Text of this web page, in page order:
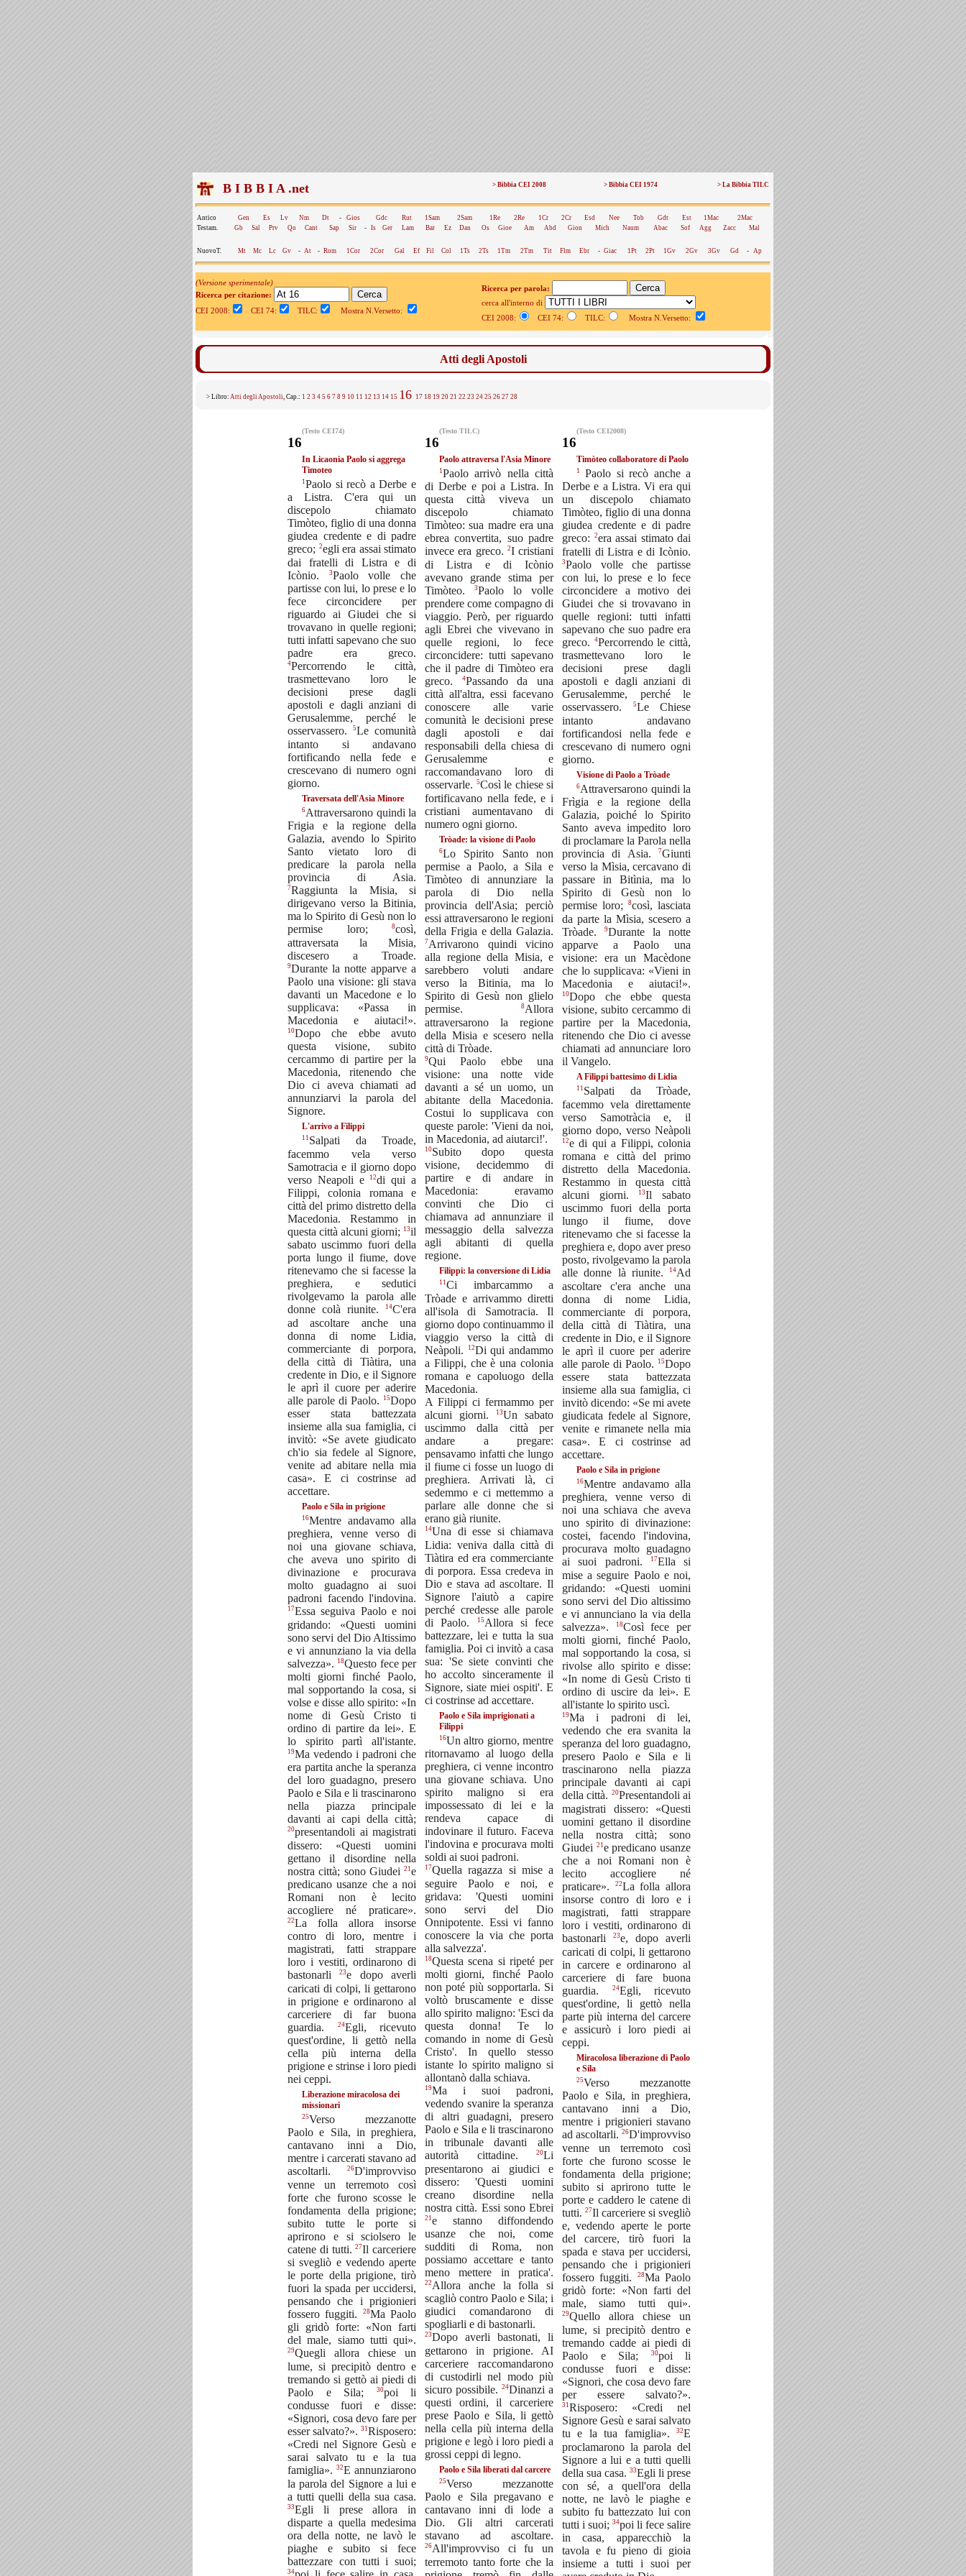
B I B B I A .net > Bibbia CEI 2008 > Bibbia CEI 1974 > La Bibbia TILC
Antico Gen Es Lv Nm Dt - Gios Gdc Rut 1Sam 2Sam 1Re 2Re 1Cr 2Cr Esd Nee Tob Gdt Est 1Mac
2Mac
Testam.
Gb Sal Prv Qo Cant Sap Sir - Is Ger Lam Bar Ez Dan Os Gioe Am Abd Gion Mich Naum Abac Sof Agg Zacc Mal
NuovoT. Mt Mc Lc Gv - At - Rom 1Cor 2Cor Gal Ef Fil Col 1Ts 2Ts 1Tm 2Tm Tit Flm Ebr - Giac 1Pt 2Pt 1Gv 2Gv 3Gv Gd - Ap
(Versione sperimentale)
Ricerca per citazione:
CEI 2008:
CEI 74: TILC: Mostra N.Versetto:
Ricerca per parola:
cerca all'interno di
CEI 2008:
CEI 74: TILC: Mostra N.Versetto:
Atti degli Apostoli
> Libro: Atti degli Apostoli, Cap.: 1 2 3 4 5 6 7 8 9 10 11 12 13 14 15 16 17 18 19 20 21 22 23 24 25 26 27 28
(Testo CEI74)
16
In Licaonia Paolo si aggrega
Timoteo
1Paolo si recò a Derbe e
a Listra. C'era qui un
discepolo chiamato
Timòteo, figlio di una donna
giudea credente e di padre
greco; 2egli era assai stimato
dai fratelli di Listra e di
Icònio.
3Paolo volle che
partisse con lui, lo prese e lo
fece circoncidere per
riguardo ai Giudei che si
trovavano in quelle regioni;
tutti infatti sapevano che suo
padre era greco.
4Percorrendo le città,
trasmettevano loro le
decisioni prese dagli
apostoli e dagli anziani di
Gerusalemme, perché le
osservassero.
5Le comunità
intanto si andavano
fortificando nella fede e
crescevano di numero ogni
giorno.
Traversata dell'Asia Minore
6Attraversarono quindi la
Frigia e la regione della
Galazia, avendo lo Spirito
Santo vietato loro di
predicare la parola nella
provincia di Asia.
7Raggiunta la Misia, si
dirigevano verso la Bitinia,
ma lo Spirito di Gesù non lo
permise loro;
8così,
attraversata la Misia,
discesero a Troade.
9Durante la notte apparve a
Paolo una visione: gli stava
davanti un Macedone e lo
supplicava: «Passa in
Macedonia e aiutaci!».
10Dopo che ebbe avuto
questa visione, subito
cercammo di partire per la
Macedonia, ritenendo che
Dio ci aveva chiamati ad
annunziarvi la parola del
Signore.
L'arrivo a Filippi
11 Salpati da Troade,
facemmo vela verso
Samotracia e il giorno dopo
verso Neapoli e
12di qui a
Filippi, colonia romana e
città del primo distretto della
Macedonia. Restammo in
questa città alcuni giorni; 13il
sabato uscimmo fuori della
porta lungo il fiume, dove
ritenevamo che si facesse la
preghiera, e sedutici
rivolgevamo la parola alle
donne colà riunite.
14C'era
ad ascoltare anche una
donna di nome Lidia,
commerciante di porpora,
della città di Tiàtira, una
credente in Dio, e il Signore
le aprì il cuore per aderire
alle parole di Paolo.
15Dopo
esser stata battezzata
insieme alla sua famiglia, ci
invitò: «Se avete giudicato
ch'io sia fedele al Signore,
venite ad abitare nella mia
casa». E ci costrinse ad
accettare.
Paolo e Sila in prigione
16Mentre andavamo alla
preghiera, venne verso di
noi una giovane schiava,
che aveva uno spirito di
divinazione e procurava
molto guadagno ai suoi
padroni facendo l'indovina.
17Essa seguiva Paolo e noi
gridando: «Questi uomini
sono servi del Dio Altissimo
e vi annunziano la via della
salvezza». 18Questo fece per
molti giorni finché Paolo,
mal sopportando la cosa, si
volse e disse allo spirito: «In
nome di Gesù Cristo ti
ordino di partire da lei». E
lo spirito partì all'istante.
19Ma vedendo i padroni che
era partita anche la speranza
del loro guadagno, presero
Paolo e Sila e li trascinarono
nella piazza principale
davanti ai capi della città;
20presentandoli ai magistrati
dissero: «Questi uomini
gettano il disordine nella
nostra città; sono Giudei 21 e
predicano usanze che a noi
Romani non è lecito
accogliere né praticare».
22La folla allora insorse
contro di loro, mentre i
magistrati, fatti strappare
loro i vestiti, ordinarono di
bastonarli23e dopo averli
caricati di colpi, li gettarono
in prigione e ordinarono al
carceriere di far buona
guardia.
24Egli, ricevuto
quest'ordine, li gettò nella
cella più interna della
prigione e strinse i loro piedi
nei ceppi.
Liberazione miracolosa dei
missionari
25Verso mezzanotte
Paolo e Sila, in preghiera,
cantavano inni a Dio,
mentre i carcerati stavano ad
ascoltarli.
26D'improvviso
venne un terremoto così
forte che furono scosse le
fondamenta della prigione;
subito tutte le porte si
aprirono e si sciolsero le
catene di tutti.27Il carceriere
si svegliò e vedendo aperte
le porte della prigione, tirò
fuori la spada per uccidersi,
pensando che i prigionieri
fossero fuggiti.
28Ma Paolo
gli gridò forte: «Non farti
del male, siamo tutti qui».
29Quegli allora chiese un
lume, si precipitò dentro e
tremando si gettò ai piedi di
Paolo e Sila;
30poi li
condusse fuori e disse:
«Signori, cosa devo fare per
esser salvato?». 31 Risposero:
«Credi nel Signore Gesù e
sarai salvato tu e la tua
famiglia». 32E annunziarono
la parola del Signore a lui e
a tutti quelli della sua casa.
33Egli li prese allora in
disparte a quella medesima
ora della notte, ne lavò le
piaghe e subito si fece
battezzare con tutti i suoi;
34
(Testo TILC)
16
Paolo attraversa l'Asia Minore
1Paolo arrivò nella città
di Derbe e poi a Listra. In
questa città viveva un
discepolo chiamato
Timòteo: sua madre era una
ebrea convertita, suo padre
invece era greco. 2I cristiani
di Listra e di Icònio
avevano grande stima per
Timòteo.
3Paolo lo volle
prendere come compagno di
viaggio. Però, per riguardo
agli Ebrei che vivevano in
quelle regioni, lo fece
circoncidere: tutti sapevano
che il padre di Timòteo era
greco.
4Passando da una
città all'altra, essi facevano
conoscere alle varie
comunità le decisioni prese
dagli apostoli e dai
responsabili della chiesa di
Gerusalemme e
raccomandavano loro di
osservarle. 5Così le chiese si
fortificavano nella fede, e i
cristiani aumentavano di
numero ogni giorno.
Tròade: la visione di Paolo
6Lo Spirito Santo non
permise a Paolo, a Sila e
Timòteo di annunziare la
parola di Dio nella
provincia dell'Asia; perciò
essi attraversarono le regioni
della Frigia e della Galazia.
7Arrivarono quindi vicino
alla regione della Misia, e
sarebbero voluti andare
verso la Bitinia, ma lo
Spirito di Gesù non glielo
permise.
8Allora
attraversarono la regione
della Misia e scesero nella
città di Tròade.
9Qui Paolo ebbe una
visione: una notte vide
davanti a sé un uomo, un
abitante della Macedonia.
Costui lo supplicava con
queste parole: 'Vieni da noi,
in Macedonia, ad aiutarci!'.
10Subito dopo questa
visione, decidemmo di
partire e di andare in
Macedonia: eravamo
convinti che Dio ci
chiamava ad annunziare il
messaggio della salvezza
agli abitanti di quella
regione.
Filippi: la conversione di Lidia
11Ci imbarcammo a
Tròade e arrivammo diretti
all'isola di Samotracia. Il
giorno dopo continuammo il
viaggio verso la città di
Neàpoli.
12Di qui andammo
a Filippi, che è una colonia
romana e capoluogo della
Macedonia.
A Filippi ci fermammo per
alcuni giorni.
13Un sabato
uscimmo dalla città per
andare a pregare:
pensavamo infatti che lungo
il fiume ci fosse un luogo di
preghiera. Arrivati là, ci
sedemmo e ci mettemmo a
parlare alle donne che si
erano già riunite.
14Una di esse si chiamava
Lidia: veniva dalla città di
Tiàtira ed era commerciante
di porpora. Essa credeva in
Dio e stava ad ascoltare. Il
Signore l'aiutò a capire
perché credesse alle parole
di Paolo.
15 Allora si fece
battezzare, lei e tutta la sua
famiglia. Poi ci invitò a casa
sua: 'Se siete convinti che
ho accolto sinceramente il
Signore, siate miei ospiti'. E
ci costrinse ad accettare.
Paolo e Sila imprigionati a
Filippi
16Un altro giorno, mentre
ritornavamo al luogo della
preghiera, ci venne incontro
una giovane schiava. Uno
spirito maligno si era
impossessato di lei e la
rendeva capace di
indovinare il futuro. Faceva
l'indovina e procurava molti
soldi ai suoi padroni.
17Quella ragazza si mise a
seguire Paolo e noi, e
gridava: 'Questi uomini
sono servi del Dio
Onnipotente. Essi vi fanno
conoscere la via che porta
alla salvezza'.
18Questa scena si ripeté per
molti giorni, finché Paolo
non poté più sopportarla. Si
voltò bruscamente e disse
allo spirito maligno: 'Esci da
questa donna! Te lo
comando in nome di Gesù
Cristo'. In quello stesso
istante lo spirito maligno si
allontanò dalla schiava.
19Ma i suoi padroni,
vedendo svanire la speranza
di altri guadagni, presero
Paolo e Sila e li trascinarono
in tribunale davanti alle
autorità cittadine.
20Li
presentarono ai giudici e
dissero: 'Questi uomini
creano disordine nella
nostra città. Essi sono Ebrei
21 e stanno diffondendo
usanze che noi, come
sudditi di Roma, non
possiamo accettare e tanto
meno mettere in pratica'.
22 Allora anche la folla si
scagliò contro Paolo e Sila; i
giudici comandarono di
spogliarli e di bastonarli.
23Dopo averli bastonati, li
gettarono in prigione. AI
carceriere raccomandarono
di custodirli nel modo più
sicuro possibile. 24Dinanzi a
questi ordini, il carceriere
prese Paolo e Sila, li gettò
nella cella più interna della
prigione e legò i loro piedi a
grossi ceppi di legno.
Paolo e Sila liberati dal carcere
25Verso mezzanotte
Paolo e Sila pregavano e
cantavano inni di lode a
Dio. Gli altri carcerati
stavano ad ascoltare.
26All'improvviso ci fu un
terremoto tanto forte che la
(Testo CEI2008)
16
Timòteo collaboratore di Paolo
1
Paolo si recò anche a
Derbe e a Listra. Vi era qui
un discepolo chiamato
Timòteo, figlio di una donna
giudea credente e di padre
greco:
2era assai stimato dai
fratelli di Listra e di Icònio.
3Paolo volle che partisse
con lui, lo prese e lo fece
circoncidere a motivo dei
Giudei che si trovavano in
quelle regioni: tutti infatti
sapevano che suo padre era
greco.
4Percorrendo le città,
trasmettevano loro le
decisioni prese dagli
apostoli e dagli anziani di
Gerusalemme, perché le
osservassero.
5Le Chiese
intanto andavano
fortificandosi nella fede e
crescevano di numero ogni
giorno.
Visione di Paolo a Tròade
6Attraversarono quindi la
Frìgia e la regione della
Galazia, poiché lo Spirito
Santo aveva impedito loro
di proclamare la Parola nella
provincia di Asia.
7Giunti
verso la Mìsia, cercavano di
passare in Bitìnia, ma lo
Spirito di Gesù non lo
permise loro;
8così, lasciata
da parte la Mìsia, scesero a
Tròade.
9Durante la notte
apparve a Paolo una
visione: era un Macèdone
che lo supplicava: «Vieni in
Macedonia e aiutaci!».
10Dopo che ebbe questa
visione, subito cercammo di
partire per la Macedonia,
ritenendo che Dio ci avesse
chiamati ad annunciare loro
il Vangelo.
A Filippi battesimo di Lidia
11 Salpati da Tròade,
facemmo vela direttamente
verso Samotràcia e, il
giorno dopo, verso Neàpoli
12e di qui a Filippi, colonia
romana e città del primo
distretto della Macedonia.
Restammo in questa città
alcuni giorni.
13Il sabato
uscimmo fuori della porta
lungo il fiume, dove
ritenevamo che si facesse la
preghiera e, dopo aver preso
posto, rivolgevamo la parola
alle donne là riunite.
14Ad
ascoltare c'era anche una
donna di nome Lidia,
commerciante di porpora,
della città di Tiàtira, una
credente in Dio, e il Signore
le aprì il cuore per aderire
alle parole di Paolo.
15Dopo
essere stata battezzata
insieme alla sua famiglia, ci
invitò dicendo: «Se mi avete
giudicata fedele al Signore,
venite e rimanete nella mia
casa». E ci costrinse ad
accettare.
Paolo e Sila in prigione
16Mentre andavamo alla
preghiera, venne verso di
noi una schiava che aveva
uno spirito di divinazione:
costei, facendo l'indovina,
procurava molto guadagno
ai suoi padroni.
17Ella si
mise a seguire Paolo e noi,
gridando: «Questi uomini
sono servi del Dio altissimo
e vi annunciano la via della
salvezza».
18Così fece per
molti giorni, finché Paolo,
mal sopportando la cosa, si
rivolse allo spirito e disse:
«In nome di Gesù Cristo ti
ordino di uscire da lei». E
all'istante lo spirito uscì.
19Ma i padroni di lei,
vedendo che era svanita la
speranza del loro guadagno,
presero Paolo e Sila e li
trascinarono nella piazza
principale davanti ai capi
della città. 20Presentandoli ai
magistrati dissero: «Questi
uomini gettano il disordine
nella nostra città; sono
Giudei 21 e predicano usanze
che a noi Romani non è
lecito accogliere né
praticare».
22La folla allora
insorse contro di loro e i
magistrati, fatti strappare
loro i vestiti, ordinarono di
bastonarli
23e, dopo averli
caricati di colpi, li gettarono
in carcere e ordinarono al
carceriere di fare buona
guardia.
24Egli, ricevuto
quest'ordine, li gettò nella
parte più interna del carcere
e assicurò i loro piedi ai
ceppi.
Miracolosa liberazione di Paolo
e Sila
25Verso mezzanotte
Paolo e Sila, in preghiera,
cantavano inni a Dio,
mentre i prigionieri stavano
ad ascoltarli. 26D'improvviso
venne un terremoto così
forte che furono scosse le
fondamenta della prigione;
subito si aprirono tutte le
porte e caddero le catene di
tutti. 27Il carceriere si svegliò
e, vedendo aperte le porte
del carcere, tirò fuori la
spada e stava per uccidersi,
pensando che i prigionieri
fossero fuggiti.
28Ma Paolo
gridò forte: «Non farti del
male, siamo tutti qui».
29Quello allora chiese un
lume, si precipitò dentro e
tremando cadde ai piedi di
Paolo e Sila;
30poi li
condusse fuori e disse:
«Signori, che cosa devo fare
per essere salvato?».
31 Risposero: «Credi nel
Signore Gesù e sarai salvato
tu e la tua famiglia».
32E
proclamarono la parola del
Signore a lui e a tutti quelli
della sua casa. 33Egli li prese
con sé, a quell'ora della
notte, ne lavò le piaghe e
subito fu battezzato lui con
tutti i suoi; 34poi li fece salire
in casa, apparecchiò la
tavola e fu pieno di gioia
insieme a tutti i suoi per